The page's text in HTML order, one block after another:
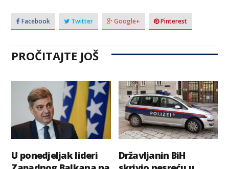
Facebook Twitter Google+ Pinterest
PROČITAJTE JOŠ
U ponedjeljak lideri
Državljanin BiH